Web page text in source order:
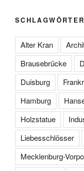
SCHLAGWÖRTER
Alter Kran
Brausebrücke
Duisburg
Hamburg
Holzstatue
Liebesschlösser
Mecklenburg-